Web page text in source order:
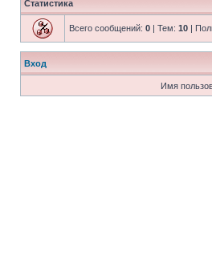
Статистика
Всего сообщений: 0 | Тем: 10 |
Вход
Имя